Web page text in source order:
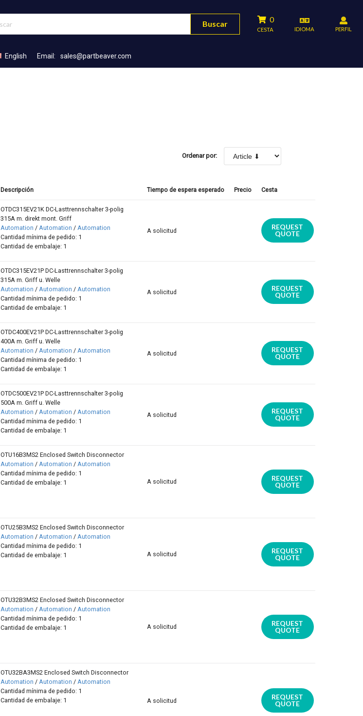
Buscar 0
CESTA IDIOMA PERFIL
English Email: sales@partbeaver.com
Ordenar por:
Descripción Tiempo de espera esperado Precio Cesta
OTDC315EV21K DC-Lasttrennschalter 3-polig
315A m. direkt mont. Griff
Automation / Automation / Automation
Cantidad mínima de pedido: 1
Cantidad de embalaje: 1
A solicitud
REQUEST
QUOTE
OTDC315EV21P DC-Lasttrennschalter 3-polig
315A m. Griff u. Welle
Automation / Automation / Automation
Cantidad mínima de pedido: 1
Cantidad de embalaje: 1
A solicitud
REQUEST
QUOTE
OTDC400EV21P DC-Lasttrennschalter 3-polig
400A m. Griff u. Welle
Automation / Automation / Automation
Cantidad mínima de pedido: 1
Cantidad de embalaje: 1
A solicitud
REQUEST
QUOTE
OTDC500EV21P DC-Lasttrennschalter 3-polig
500A m. Griff u. Welle
Automation / Automation / Automation
Cantidad mínima de pedido: 1
Cantidad de embalaje: 1
A solicitud
REQUEST
QUOTE
OTU16B3MS2 Enclosed Switch Disconnector
Automation / Automation / Automation
Cantidad mínima de pedido: 1
Cantidad de embalaje: 1
A solicitud
REQUEST
QUOTE
OTU25B3MS2 Enclosed Switch Disconnector
Automation / Automation / Automation
Cantidad mínima de pedido: 1
Cantidad de embalaje: 1
A solicitud
REQUEST
QUOTE
OTU32B3MS2 Enclosed Switch Disconnector
Automation / Automation / Automation
Cantidad mínima de pedido: 1
Cantidad de embalaje: 1
A solicitud
REQUEST
QUOTE
OTU32BA3MS2 Enclosed Switch Disconnector
Automation / Automation / Automation
Cantidad mínima de pedido: 1
Cantidad de embalaje: 1
A solicitud
REQUEST
QUOTE